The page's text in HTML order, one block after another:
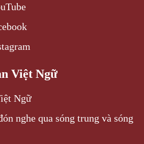
Việt Ngữ
Ngữ
nghe qua sóng trung và sóng